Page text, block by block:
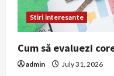
Stiri interesante
Cum să evaluezi
admin July 31, 2026